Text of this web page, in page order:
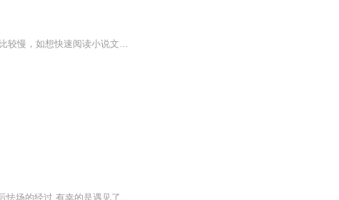
【收听须知】1、领证后，每天被大佬撩的脸红心跳秦暖顾西沉2、由于音频节目更新的比较慢，如想快速阅读小说文字版的全部章节，请在微信中搜索公/众/号【黑葡萄文学】，关注后，并在公/众/号中回复：【823】，便可快速阅读小说文字版全集。（注意：需要在公...
本期故事《害羞的香蕉》.这本书选自情商课堂-自信篇.讲述了即将上台表演的小香蕉最后怯场的经过.有幸的是遇见了炸肉串大叔.炸肉串大叔帮助小香蕉最终完成表演的故事.炸肉串大叔的办法是把大家都当做是石头就好啦.宝宝在3-6岁也会面对各种挑战，不愿意表现自己，不自信，爸爸妈妈应该寻求正确的方法，培养自信的宝贝，就像小香蕉一样，多一点等待，多一点鼓励，害羞的小孩才能勇敢跨出第一步.